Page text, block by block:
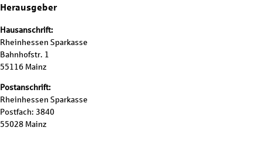
Herausgeber
Hausanschrift:
Rheinhessen Sparkasse
Bahnhofstr. 1
55116 Mainz
Postanschrift:
Rheinhessen Sparkasse
Postfach: 3840
55028 Mainz